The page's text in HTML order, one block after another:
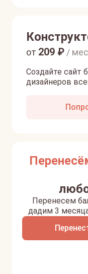
Создайте сайт
дизайнеров
от 209 ₽ /
Перенесем
дадим 3